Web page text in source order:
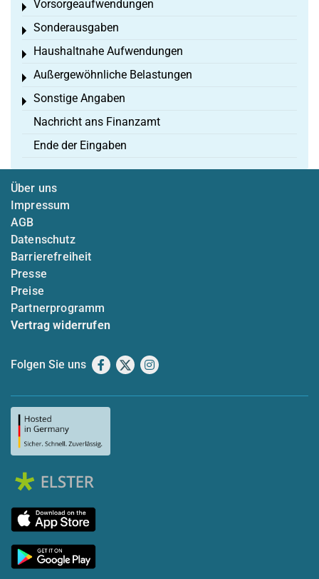
Vorsorgeaufwendungen
Toggle menu
Sonderausgaben
Toggle menu
Haushaltnahe Aufwendungen
Toggle menu
Außergewöhnliche Belastungen
Toggle menu
Sonstige Angaben
Toggle menu
Nachricht ans Finanzamt
Ende der Eingaben
Über uns
Impressum
AGB
Datenschutz
Barrierefreiheit
Presse
Preise
Partnerprogramm
Vertrag widerrufen
Folgen Sie uns Facebook
X Instagram